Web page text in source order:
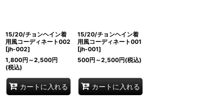
15/20/チョンヘイン着
用風コーディネート002
[jh-002]
1,800円 ～2,500円
(税込)
カートに入れる
15/20/チョンヘイン着
用風コーディネート001
[jh-001]
500円 ～2,500円(税込)
カートに入れる